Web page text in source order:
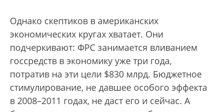
Однако скептиков в американских
экономических кругах хватает. Они
подчеркивают: ФРС занимается вливанием
госсредств в экономику уже три года,
потратив на эти цели $830 млрд. Бюджетное
стимулирование, не давшее особого эффекта
в 2008–2011 годах, не даст его и сейчас. А